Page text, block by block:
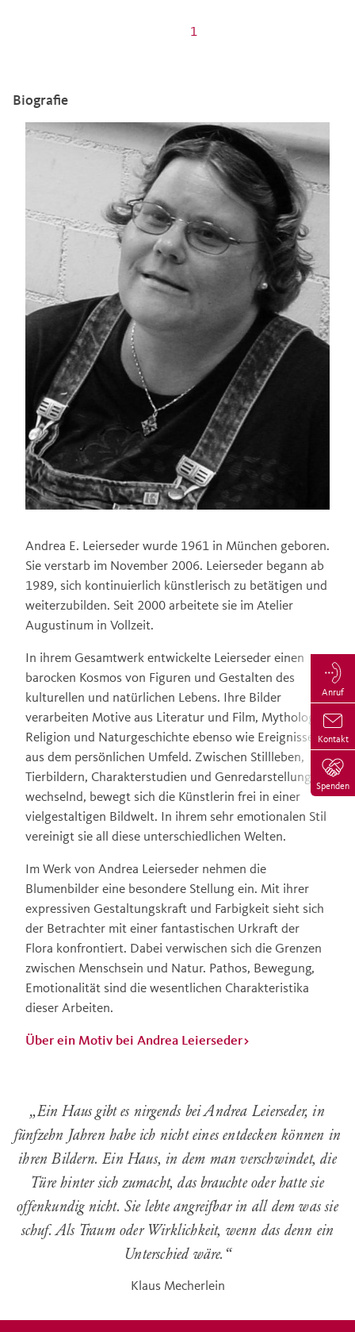
Anruf
Kontakt
Spenden
1
Biografie
Andrea E. Leierseder wurde 1961 in München geboren.
Sie verstarb im November 2006. Leierseder begann ab
1989, sich kontinuierlich künstlerisch zu betätigen und
weiterzubilden. Seit 2000 arbeitete sie im Atelier
Augustinum in Vollzeit.
In ihrem Gesamtwerk entwickelte Leierseder einen
barocken Kosmos von Figuren und Gestalten des
kulturellen und natürlichen Lebens. Ihre Bilder
verarbeiten Motive aus Literatur und Film, Mythologie,
Religion und Naturgeschichte ebenso wie Ereignisse
aus dem persönlichen Umfeld. Zwischen Stillleben,
Tierbildern, Charakterstudien und Genredarstellungen
wechselnd, bewegt sich die Künstlerin frei in einer
vielgestaltigen Bildwelt. In ihrem sehr emotionalen Stil
vereinigt sie all diese unterschiedlichen Welten.
Im Werk von Andrea Leierseder nehmen die
Blumenbilder eine besondere Stellung ein. Mit ihrer
expressiven Gestaltungskraft und Farbigkeit sieht sich
der Betrachter mit einer fantastischen Urkraft der
Flora konfrontiert. Dabei verwischen sich die Grenzen
zwischen Menschsein und Natur. Pathos, Bewegung,
Emotionalität sind die wesentlichen Charakteristika
dieser Arbeiten.
Über ein Motiv bei Andrea Leierseder>
„Ein Haus gibt es nirgends bei Andrea Leierseder, in
fünfzehn Jahren habe ich nicht eines entdecken können in
ihren Bildern. Ein Haus, in dem man verschwindet, die
Türe hinter sich zumacht, das brauchte oder hatte sie
offenkundig nicht. Sie lebte angreifbar in all dem was sie
schuf. Als Traum oder Wirklichkeit, wenn das denn ein
Unterschied wäre. “
Klaus Mecherlein